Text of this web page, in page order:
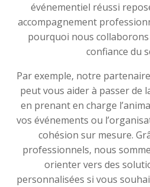
événementiel réussi
accompagnement
pourquoi nous collaborons
confiance du
Par exemple, notre
peut vous aider à passer de
en prenant en charge
vos événements ou
cohésion sur mesure.
professionnels, nous
orienter vers des
personnalisées si vous